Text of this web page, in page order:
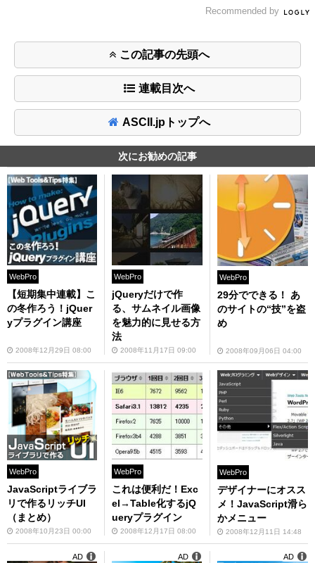
Recommended by
この記事の先頭へ
連載目次へ
ASCII.jpトップへ
次にお勧めの記事
WebPro
【短期集中連載】こ
の冬作ろう！jQuer
yプラグイン講座
2008年12月29日 08:00
WebPro
jQueryだけで作
る、サムネイル画像
を魅力的に見せる方
法
2008年11月17日 09:00
WebPro
29分でできる！ あ
のサイトの“技”を盗
め
2008年09月06日 04:00
WebPro
JavaScriptライブラ
リで作るリッチUI
（まとめ）
2008年10月23日 00:00
WebPro
これは便利だ！Exc
el→Table化するjQ
ueryプラグイン
2008年12月17日 08:00
WebPro
デザイナーにオスス
メ！JavaScript滑ら
かメニュー
2008年12月11日 14:48
AD AD AD